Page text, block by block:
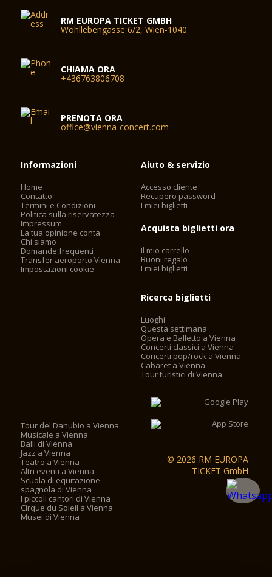
RM EUROPA TICKET GMBH
Wohllebengasse 6/2, Wien-1040
CHIAMA ORA
+436763806708
PRENOTA ORA
office@vienna-concert.com
Informazioni
Home
Contatto
Termini e Condizioni
Politica sulla riservatezza
Impressum
La tua opinione conta
Chi siamo
Domande frequenti
Transfer aeroporto Vienna
Impostazioni cookie
Aiuto & servizio
Accesso cliente
Recupero password
I miei biglietti
Acquista biglietti ora
Il mio carrello
Buoni regalo
I miei biglietti
Ricerca biglietti
Luoghi
Questa settimana
Opera e Balletto a Vienna
Concerti classici a Vienna
Concerti pop/rock a Vienna
Cabaret a Vienna
Tour turistici di Vienna
Tour del Danubio a Vienna
Musicale a Vienna
Balli di Vienna
Jazz a Vienna
Teatro a Vienna
Altri eventi a Vienna
Scuola di equitazione
spagnola di Vienna
I piccoli cantori di Vienna
Cirque du Soleil a Vienna
Musei di Vienna
© 2026 RM EUROPA
TICKET GmbH